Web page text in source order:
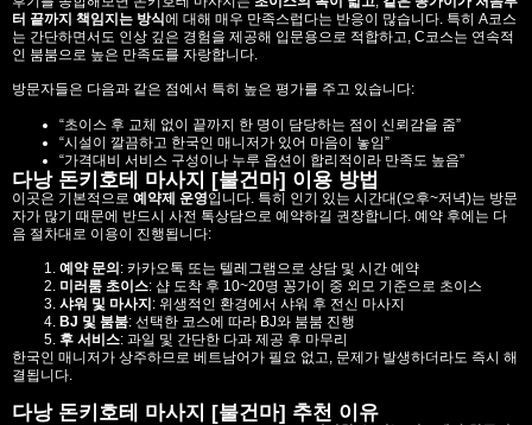
터 끝까지 책임지는 방식에 대해 매우 만족스럽다는 반응이 많습니다. 특히 A코스
는 간단하면서도 인상 깊은 경험을 제공해 입문용으로 적합하고, C코스는 연속적
인 붐붐으로 높은 만족도를 자랑합니다.
방문자들은 다음과 같은 점에서 특히 높은 평가를 주고 있습니다:
“초이스 후 교체 없이 끝까지 한 명이 담당하는 점이 신뢰감을 줌”
“시설이 깔끔하고 한국인 매니저가 있어 마음이 놓임”
“가격대비 서비스 구성이나 누루 옵션이 합리적이라 만족도 높음”
다낭 돈키호테 마사지 [불건마] 이용 방법
이곳은 기본적으로 예약제 운영입니다. 특히 인기 있는 시간대(오후~저녁)는 방문
자가 많기 때문에 반드시 사전 톡상담으로 예약하길 권장합니다. 예약 후에는 다
음 절차대로 이용이 진행됩니다:
예약 문의 : 카카오톡 또는 텔레그램으로 상담 및 시간 예약
미러룸 초이스: 샵 도착 후 10~20명 꽁가이 중 외모 기준으로 초이스
샤워 및 마사지 : 위생적인 환경에서 샤워 후 전신 마사지
BJ 및 붐붐: 선택한 코스에 따라 BJ와 붐붐 진행
후 서비스: 과일 및 간단한 다과 제공 후 마무리
한국인 매니저가 상주하므로 베트남어가 필요 없고, 문제가 발생하더라도 즉시 해
결됩니다.
다낭 돈키호테 마사지 [불건마] 추천 이유